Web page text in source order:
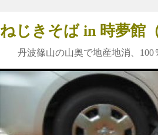
ねじきそば in 時夢館
丹波篠山の山奥で地産地消、100